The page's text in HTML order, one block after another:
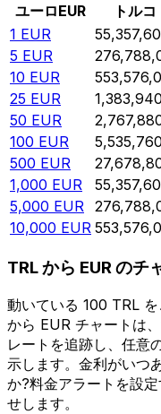
ユーロEUR トル
1 EUR
5 EUR
10 EUR
25 EUR
50 EUR
100 EUR
500 EUR
1,000 EUR
5,000 EUR
10,000 EUR
TRL から EUR のチ
動いている 100 TRL
から EUR チャートは
レートを追跡し、任意
示します。金利がいつ
か?料金アラートを設
せします。